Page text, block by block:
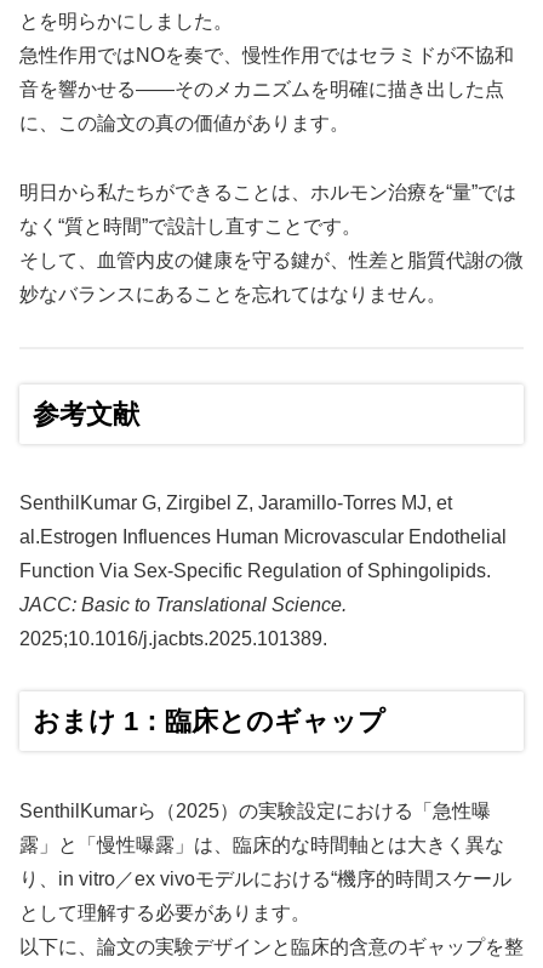
とを明らかにしました。
急性作用ではNOを奏で、慢性作用ではセラミドが不協和
音を響かせる——そのメカニズムを明確に描き出した点
に、この論文の真の価値があります。
明日から私たちができることは、ホルモン治療を“量”では
なく“質と時間”で設計し直すことです。
そして、血管内皮の健康を守る鍵が、性差と脂質代謝の微
妙なバランスにあることを忘れてはなりません。
参考文献
SenthilKumar G, Zirgibel Z, Jaramillo-Torres MJ, et
al.Estrogen Influences Human Microvascular Endothelial
Function Via Sex-Specific Regulation of Sphingolipids.
JACC: Basic to Translational Science.
2025;10.1016/j.jacbts.2025.101389.
おまけ 1：臨床とのギャップ
SenthilKumarら（2025）の実験設定における「急性曝
露」と「慢性曝露」は、臨床的な時間軸とは大きく異な
り、in vitro／ex vivoモデルにおける“機序的時間スケール
として理解する必要があります。
以下に、論文の実験デザインと臨床的含意のギャップを整